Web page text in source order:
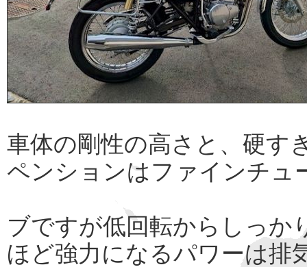
車体の剛性の高さと、硬す
ペンションはファインチュ
ブですが低回転からしっか
ほど強力になるパワーは排